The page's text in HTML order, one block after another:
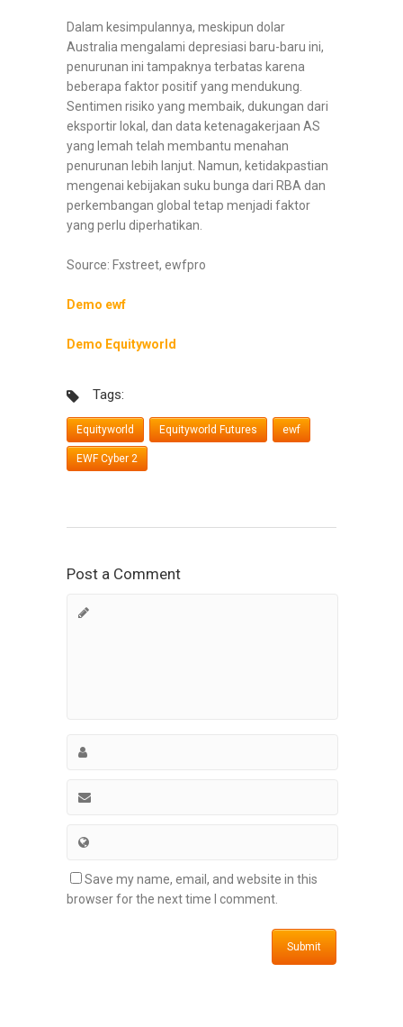
Dalam kesimpulannya, meskipun dolar
Australia mengalami depresiasi baru-baru ini,
penurunan ini tampaknya terbatas karena
beberapa faktor positif yang mendukung.
Sentimen risiko yang membaik, dukungan dari
eksportir lokal, dan data ketenagakerjaan AS
yang lemah telah membantu menahan
penurunan lebih lanjut. Namun, ketidakpastian
mengenai kebijakan suku bunga dari RBA dan
perkembangan global tetap menjadi faktor
yang perlu diperhatikan.
Source: Fxstreet, ewfpro
Demo ewf
Demo Equityworld
Tags:
Equityworld Equityworld Futures ewf
EWF Cyber 2
Post a Comment
Save my name, email, and website in this
browser for the next time I comment.